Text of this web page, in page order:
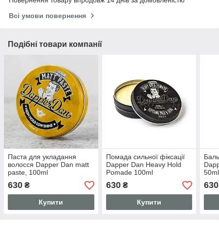
Всі умови повернення
Подібні товари компанії
Паста для укладання
волосся Dapper Dan matt
paste, 100ml
630 ₴
Купити
Помада сильної фіксації
Dapper Dan Heavy Hold
Pomade 100ml
630₴
Купити
50ml
630